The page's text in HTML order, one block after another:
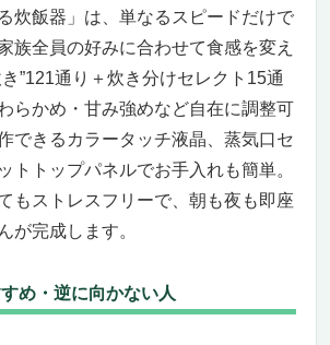
には最高、こんな人には向かないか
迷う時間こそ損失、今こそ決断の時
ート多機能炊飯器これぞ「早く炊け
の決定版！
スピードと多彩なメニューで、毎日の
ストラン級に
人には絶対おすすめ！逆にこんな人に
いかも
務にもぴったり！「早く炊ける炊飯
炊飯器」は、単なるスピードだけで
族全員の好みに合わせて食感を変え
”121通り＋炊き分けセレクト15通
らかめ・甘み強めなど自在に調整可
できるカラータッチ液晶、蒸気口セ
トトップパネルでお手入れも簡単。
もストレスフリーで、朝も夜も即座
が完成します。
め・逆に向かない人